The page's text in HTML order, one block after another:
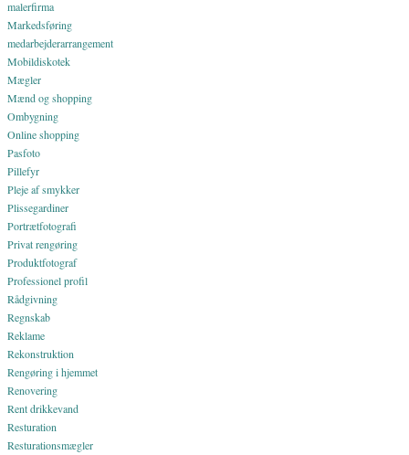
malerfirma
Markedsføring
medarbejderarrangement
Mobildiskotek
Mægler
Mænd og shopping
Ombygning
Online shopping
Pasfoto
Pillefyr
Pleje af smykker
Plissegardiner
Portrætfotografi
Privat rengøring
Produktfotograf
Professionel profil
Rådgivning
Regnskab
Reklame
Rekonstruktion
Rengøring i hjemmet
Renovering
Rent drikkevand
Resturation
Resturationsmægler